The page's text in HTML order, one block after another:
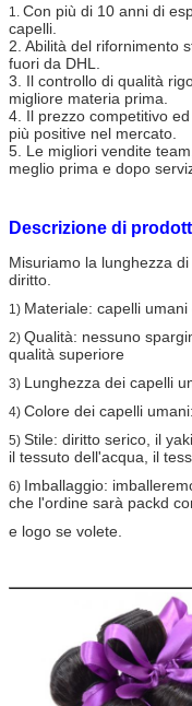
1. Con più di 10 anni di
capelli.
2. Abilità del rifornimento
fuori da DHL.
3. Il controllo di qualità
migliore materia prima.
4. Il prezzo competitivo
più positive nel mercato.
5. Le migliori vendite
meglio prima e dopo
Descrizione di
Misuriamo la lunghezza
diritto.
1) Materiale: capelli
2) Qualità: nessuno
qualità superiore
3) Lunghezza dei capelli
4) Colore dei capelli
5) Stile: diritto serico, il
il tessuto dell'acqua, il
6) Imballaggio:
che l'ordine sarà packd
e logo se volete.
Capelli
Grado dei
capelli:
tessitura
Colore dei
Colore